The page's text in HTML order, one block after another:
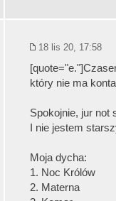
18 lis 20, 17:58
który nie ma
Spokojnie, jur not
I nie jestem
Moja dycha:
1. Noc Królów
2. Materna